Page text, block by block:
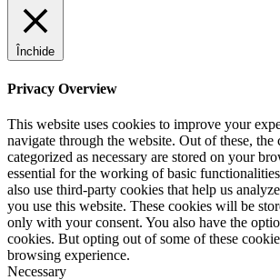
Închide
Privacy Overview
This website uses cookies to improve your
navigate through the website. Out of these, the
categorized as necessary are stored on your
essential for the working of basic
also use third-party cookies that help us
you use this website. These cookies will be
only with your consent. You also have the
cookies. But opting out of some of these
browsing experience.
Necessary